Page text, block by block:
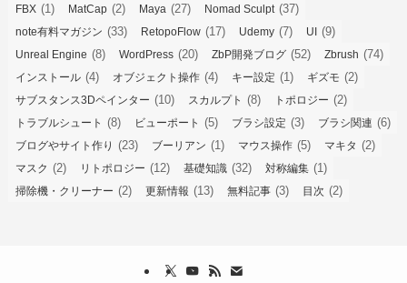
FBX (1) MatCap (2) Maya (27) Nomad Sculpt (37)
note有料マガジン (33) RetopoFlow (17) Udemy (7) UI (9)
Unreal Engine (8) WordPress (20) ZbP開発ブログ (52) Zbrush (74)
インストール (4) オブジェクト操作 (4) キー設定 (1) ギズモ (2)
サブスタンス3Dペインター (10) スカルプト (8) トポロジー (2)
トラブルシュート (8) ビューポート (5) ブラシ設定 (3) ブラシ関連 (6)
ブログやサイト作り (23) ブーリアン (1) マウス操作 (5) マキタ (2)
マスク (2) リトポロジー (12) 基礎知識 (32) 対称編集 (1)
掃除機・クリーナー (2) 更新情報 (13) 無料記事 (3) 目次 (2)